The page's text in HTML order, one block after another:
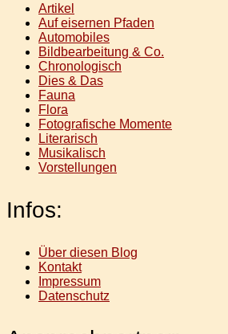
Artikel
Auf eisernen Pfaden
Automobiles
Bildbearbeitung & Co.
Chronologisch
Dies & Das
Fauna
Flora
Fotografische Momente
Literarisch
Musikalisch
Vorstellungen
Infos:
Über diesen Blog
Kontakt
Impressum
Datenschutz